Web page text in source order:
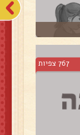
767 צפיות